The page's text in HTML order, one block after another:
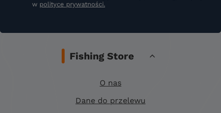
w polityce prywatności.
Fishing Store
O nas
Dane do przelewu